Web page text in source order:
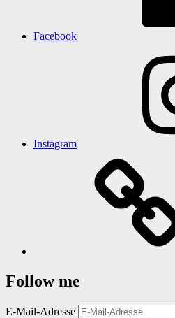
Facebook
Instagram
Follow me
E-Mail-Adresse